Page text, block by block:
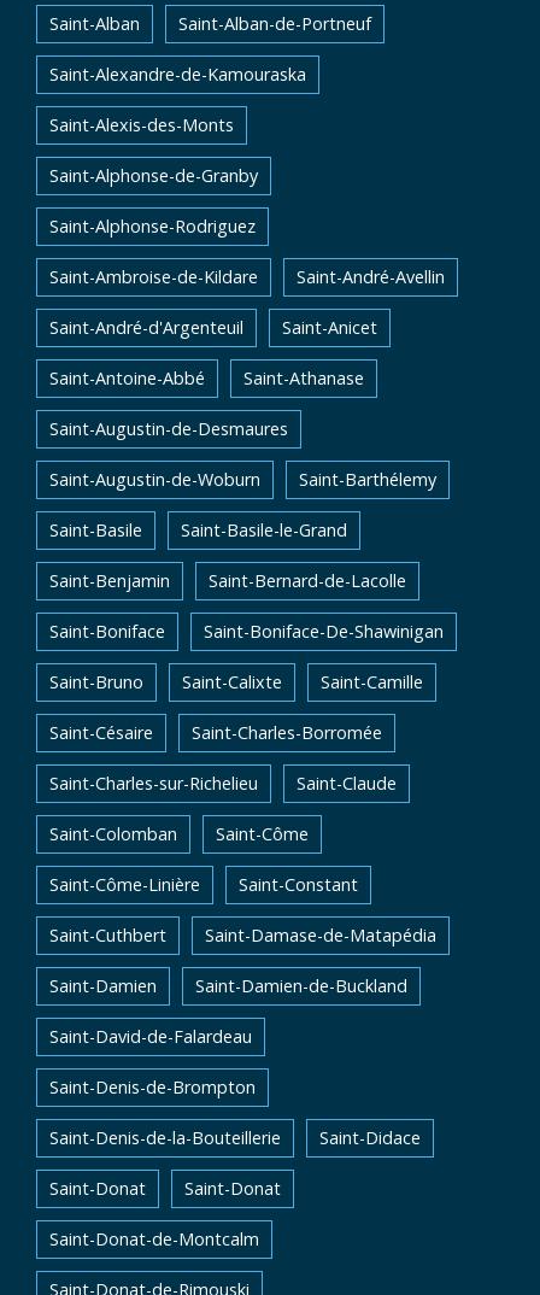
Saint-Alban Saint-Alban-de-Portneuf
Saint-Alexandre-de-Kamouraska
Saint-Alexis-des-Monts
Saint-Alphonse-de-Granby
Saint-Alphonse-Rodriguez
Saint-Ambroise-de-Kildare Saint-André-Avellin
Saint-André-d'Argenteuil Saint-Anicet
Saint-Antoine-Abbé Saint-Athanase
Saint-Augustin-de-Desmaures
Saint-Augustin-de-Woburn Saint-Barthélemy
Saint-Basile Saint-Basile-le-Grand
Saint-Benjamin Saint-Bernard-de-Lacolle
Saint-Boniface Saint-Boniface-De-Shawinigan
Saint-Bruno Saint-Calixte Saint-Camille
Saint-Césaire Saint-Charles-Borromée
Saint-Charles-sur-Richelieu Saint-Claude
Saint-Colomban Saint-Côme
Saint-Côme-Linière Saint-Constant
Saint-Cuthbert Saint-Damase-de-Matapédia
Saint-Damien Saint-Damien-de-Buckland
Saint-David-de-Falardeau
Saint-Denis-de-Brompton
Saint-Denis-de-la-Bouteillerie Saint-Didace
Saint-Donat Saint-Donat
Saint-Donat-de-Montcalm
Saint-Donat-de-Rimouski